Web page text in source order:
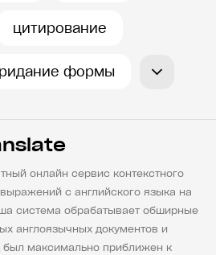
цитирование
формы
онлайн сервис контекстного
с английского языка на
система обрабатывает обширные
англоязычных документов и
был максимально приближен к